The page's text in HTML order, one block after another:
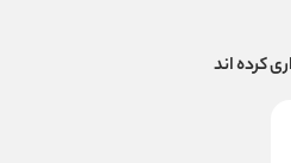
کرده اند